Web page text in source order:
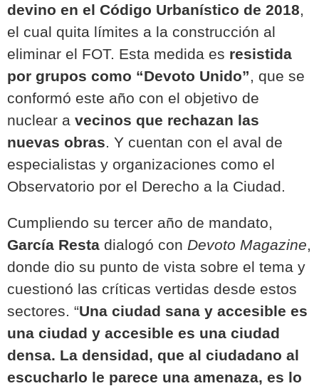
devino en el Código Urbanístico de 2018
el cual quita límites a la construcción al
eliminar el FOT. Esta medida es resistida
por grupos como “Devoto Unido” , que se
conformó este año con el objetivo de
nuclear a vecinos que rechazan las
nuevas obras Y cuentan con el aval de
especialistas y organizaciones como el
Observatorio por el Derecho a la Ciudad.
Cumpliendo su tercer año de mandato,
García Resta dialogó con Devoto Magazine
donde dio su punto de vista sobre el tema y
cuestionó las críticas vertidas desde estos
sectores. “Una ciudad sana y accesible es
una ciudad y accesible es una ciudad
densa. La densidad, que al ciudadano al
escucharlo le parece una amenaza, es lo